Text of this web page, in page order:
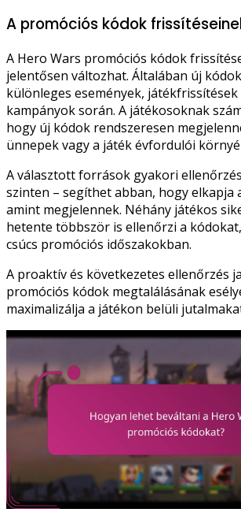
A promóciós kódok
A Hero Wars promóciós kódok
jelentősen változhat. Általában új
különleges események,
kampányok során. A játékosoknak
hogy új kódok rendszeresen
ünnepek vagy a játék évfordulói
A választott források gyakori
szinten – segíthet abban, hogy elkapja
amint megjelennek. Néhány játékos
hetente többször is ellenőrzi a
csúcs promóciós időszakokban.
A proaktív és következetes ellenőrzés
promóciós kódok megtalálásának
maximalizálja a játékon belüli